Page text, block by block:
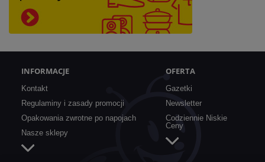
INFORMACJE
Kontakt
Regulaminy i zasady promocji
Opakowania zwrotne po napojach
Nasze sklepy
OFERTA
Gazetki
Newsletter
Codziennie Niskie
Ceny